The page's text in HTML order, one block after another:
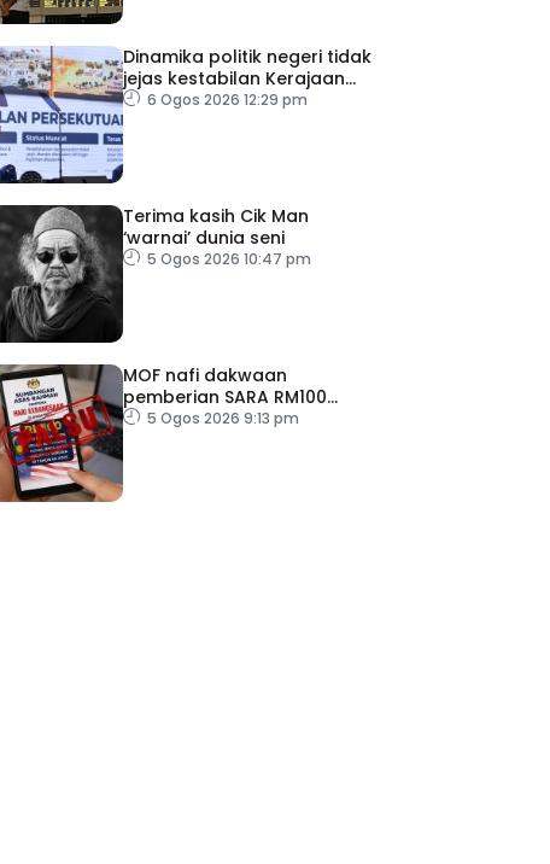
Dinamika politik negeri tidak
jejas kestabilan Kerajaan
Perpaduan Persekutuan –
6 Ogos 2026 12:29 pm
Terima kasih Cik Man
‘warnai’ dunia seni
5 Ogos 2026 10:47 pm
MOF nafi dakwaan
pemberian SARA RM100
sempena Hari Kebangsaan
5 Ogos 2026 9:13 pm